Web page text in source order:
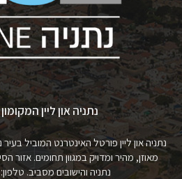
נתניה און ליין
נתניה און ליין פורטל האינטרנט המוביל
מאוזן, מהיר ומדויק במגוון תחומים. אזור
נתניה והישובים מסביב. טלפון: 050-8491248